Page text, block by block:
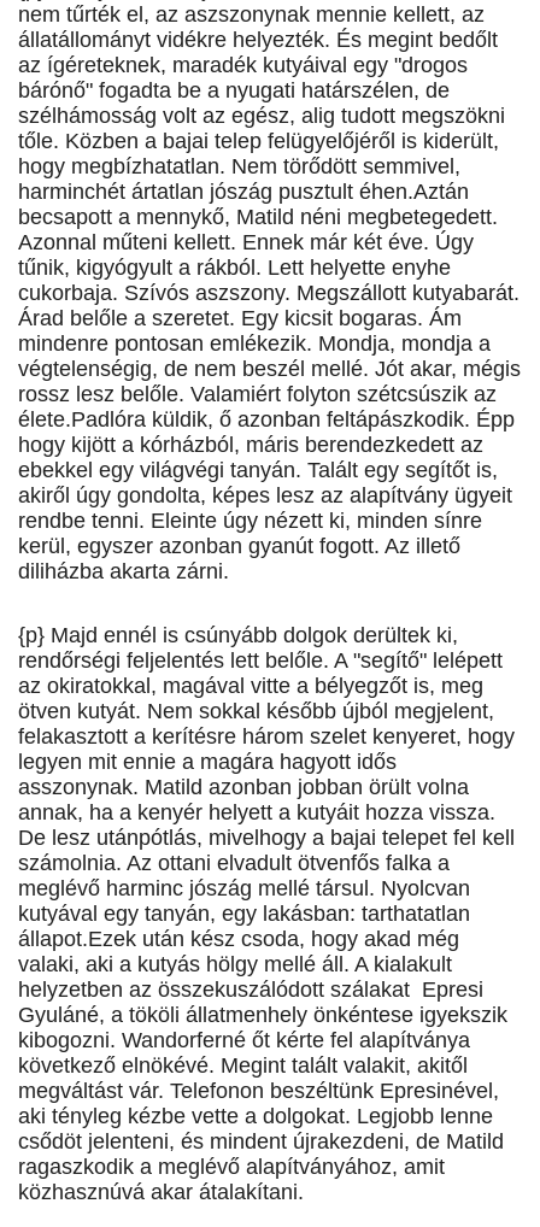
nem tűrték el, az aszszonynak mennie kellett, az
állatállományt vidékre helyezték. És megint bedőlt
az ígéreteknek, maradék kutyáival egy "drogos
bárónő" fogadta be a nyugati határszélen, de
szélhámosság volt az egész, alig tudott megszökni
tőle. Közben a bajai telep felügyelőjéről is kiderült,
hogy megbízhatatlan. Nem törődött semmivel,
harminchét ártatlan jószág pusztult éhen.Aztán
becsapott a mennykő, Matild néni megbetegedett.
Azonnal műteni kellett. Ennek már két éve. Úgy
tűnik, kigyógyult a rákból. Lett helyette enyhe
cukorbaja. Szívós aszszony. Megszállott kutyabarát.
Árad belőle a szeretet. Egy kicsit bogaras. Ám
mindenre pontosan emlékezik. Mondja, mondja a
végtelenségig, de nem beszél mellé. Jót akar, mégis
rossz lesz belőle. Valamiért folyton szétcsúszik az
élete.Padlóra küldik, ő azonban feltápászkodik. Épp
hogy kijött a kórházból, máris berendezkedett az
ebekkel egy világvégi tanyán. Talált egy segítőt is,
akiről úgy gondolta, képes lesz az alapítvány ügyeit
rendbe tenni. Eleinte úgy nézett ki, minden sínre
kerül, egyszer azonban gyanút fogott. Az illető
diliházba akarta zárni.
{p} Majd ennél is csúnyább dolgok derültek ki,
rendőrségi feljelentés lett belőle. A "segítő" lelépett
az okiratokkal, magával vitte a bélyegzőt is, meg
ötven kutyát. Nem sokkal később újból megjelent,
felakasztott a kerítésre három szelet kenyeret, hogy
legyen mit ennie a magára hagyott idős
asszonynak. Matild azonban jobban örült volna
annak, ha a kenyér helyett a kutyáit hozza vissza.
De lesz utánpótlás, mivelhogy a bajai telepet fel kell
számolnia. Az ottani elvadult ötvenfős falka a
meglévő harminc jószág mellé társul. Nyolcvan
kutyával egy tanyán, egy lakásban: tarthatatlan
állapot.Ezek után kész csoda, hogy akad még
valaki, aki a kutyás hölgy mellé áll. A kialakult
helyzetben az összekuszálódott szálakat Epresi
Gyuláné, a tököli állatmenhely önkéntese igyekszik
kibogozni. Wandorferné őt kérte fel alapítványa
következő elnökévé. Megint talált valakit, akitől
megváltást vár. Telefonon beszéltünk Epresinével,
aki tényleg kézbe vette a dolgokat. Legjobb lenne
csődöt jelenteni, és mindent újrakezdeni, de Matild
ragaszkodik a meglévő alapítványához, amit
közhasznúvá akar átalakítani.